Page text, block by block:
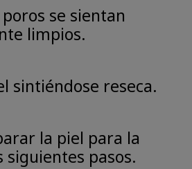
se sientan
limpios.
sintiéndose reseca.
la piel para la
siguientes pasos.